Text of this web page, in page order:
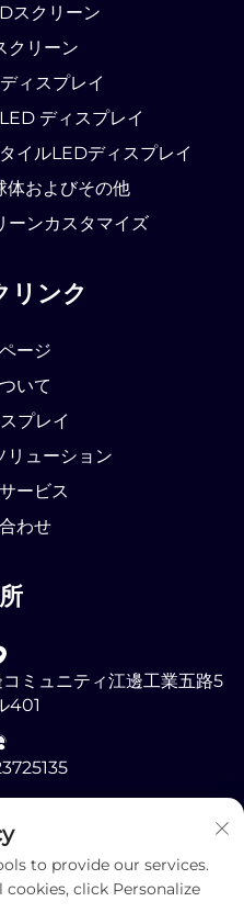
スクリーン
クリーン
ィスプレイ
ディスプレイ
イルLEDディスプレイ
体およびその他
ーンカスタマイズ
リンク
ージ
いて
プレイ
リューション
ービス
わせ
ミュニティ江邊工業五路5
401
to provide our services.
click Personalize